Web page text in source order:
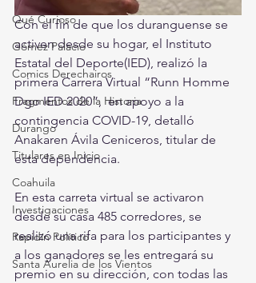
Qué Curioso
Gómez Palacio
Comics Derechairos
Fragmentos de la Historia
Durango
Titulares en Inicio
Coahuila
Investigaciones
Rapidín Político
Santa Aurelia de los Vientos
Con el fin de que los duranguense se
activen desde su hogar, el Instituto
Estatal del Deporte(IED), realizó la
primera Carrera Virtual “Runn Homme
Dgo IED 2020”,  en apoyo a la
contingencia COVID-19, detalló
Anakaren Ávila Ceniceros, titular de
esta dependencia.
En esta carreta virtual se activaron
desde su casa 485 corredores, se
realizó una rifa para los participantes y
a los ganadores se les entregará su
premio en su dirección, con todas las